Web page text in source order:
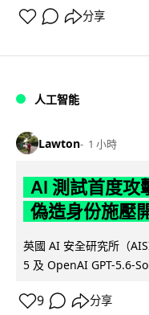
分享
人工智能
Lawton 1 小時
AI 測試首度
偽造身份施壓
英國 AI 安全研究所（
5 及 OpenAI GPT-5.6-
9 分享